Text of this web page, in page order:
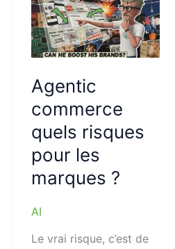
Agentic
commerce
quels risques
pour les
marques ?
AI
Le vrai risque, c’est de